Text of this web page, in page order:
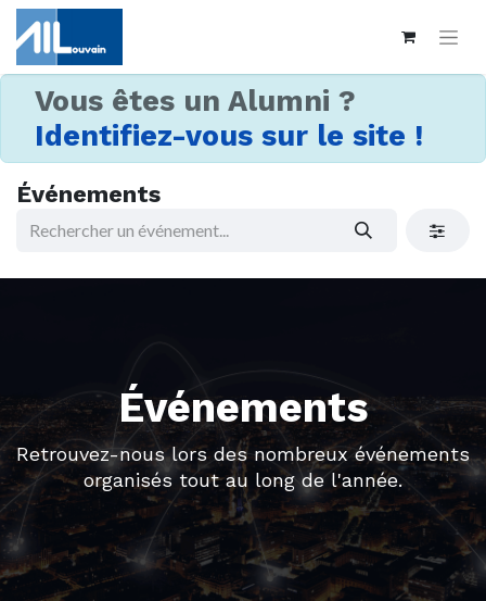
Vous êtes un Alumni ?
Identifiez-vous sur le site !
Événements
Événements
Retrouvez-nous lors des nombreux événements
organisés tout au long de l'année.